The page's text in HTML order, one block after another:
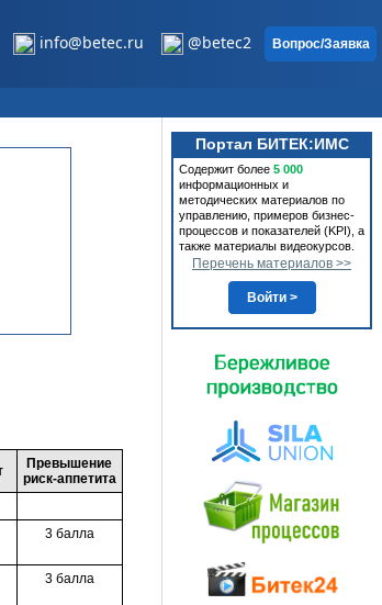
Превышение
риск-аппетита
3 балла
3 балла
Портал БИТЕК:ИМС
Содержит более 5 000
информационных и
методических материалов по
управлению, примеров бизнес-
процессов и показателей (KPI), а
также материалы видеокурсов.
Перечень материалов >>
Войти >
info@betec.ru @betec2 Вопрос/Заявка